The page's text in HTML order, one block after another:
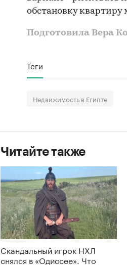
обстановку
Подготовила Вера
Теги
Недвижимость в Египте
Читайте также
Скандальный игрок НХЛ
снялся в «Одиссее». Что